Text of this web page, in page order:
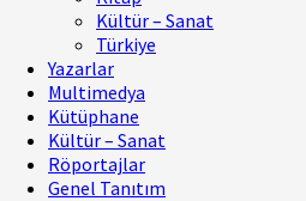
Kültür – Sanat
Türkiye
Yazarlar
Multimedya
Kütüphane
Kültür – Sanat
Röportajlar
Genel Tanıtım